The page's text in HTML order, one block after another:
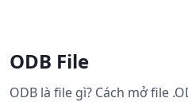
ODB File
ODB là file gì? Cách mở file